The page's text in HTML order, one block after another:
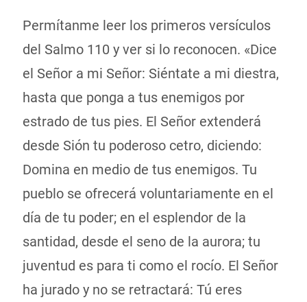
Permítanme leer los primeros versículos
del Salmo 110 y ver si lo reconocen. «Dice
el Señor a mi Señor: Siéntate a mi diestra,
hasta que ponga a tus enemigos por
estrado de tus pies. El Señor extenderá
desde Sión tu poderoso cetro, diciendo:
Domina en medio de tus enemigos. Tu
pueblo se ofrecerá voluntariamente en el
día de tu poder; en el esplendor de la
santidad, desde el seno de la aurora; tu
juventud es para ti como el rocío. El Señor
ha jurado y no se retractará: Tú eres